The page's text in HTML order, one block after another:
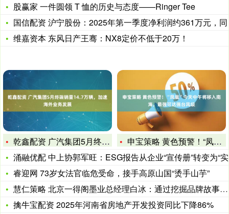
股赢家 一件圆领 T 恤的历史与态度——Ringer Tee
国信配资 沪宁股份：2025年第一季度净利润约361万元，同
维嘉资本 东风日产王骞：NX8定价不低于20万！
乾鑫配资 广汽集团5月终端销量14.7万辆，加速海外业务发展
申宝策略 黄色预警！“凤凰”今天中午将移入南海，最强可达强台
涌融优配 中上协郭军旺：ESG报告从企业“宣传册”转变为“实
睿迎网 73岁女法官临危受命，接手高原山国“烫手山芋”
慧仁策略 北京一得阁墨业总经理白冰：通过挖掘品牌故事促进消费
擒牛宝配资 2025年河南省房地产开发投资同比下降86%